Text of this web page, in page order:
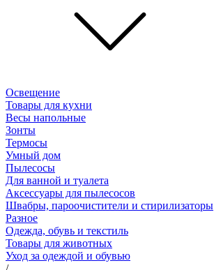
Освещение
Товары для кухни
Весы напольные
Зонты
Термосы
Умный дом
Пылесосы
Для ванной и туалета
Аксессуары для пылесосов
Швабры, пароочистители и стирилизаторы
Разное
Одежда, обувь и текстиль
Товары для животных
Уход за одеждой и обувью